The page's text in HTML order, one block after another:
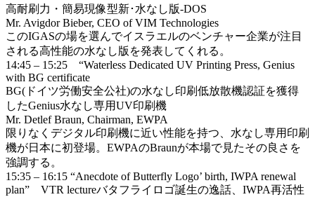
高耐刷力・簡易現像型新･水なし版-DOS
Mr. Avigdor Bieber, CEO of VIM Technologies
このIGASの場を選んでイスラエルのベンチャー企業が注目
される高性能の水なし版を発表してくれる。
14:45 – 15:25 “Waterless Dedicated UV Printing Press, Genius
with BG certificate
BG(ドイツ労働安全公社)の水なし印刷低放散機認証を獲得
したGenius水なし専用UV印刷機
Mr. Detlef Braun, Chairman, EWPA
限りなくデジタル印刷機に近い性能を持つ、水なし専用印刷
機が日本に初登場。EWPAのBraunが本場で見たその良さを
強調する。
15:35 – 16:15 “Anecdote of Butterfly Logo’ birth, IWPA renewal
plan” VTR lectureバタフライロゴ誕生の逸話、IWPA再活性